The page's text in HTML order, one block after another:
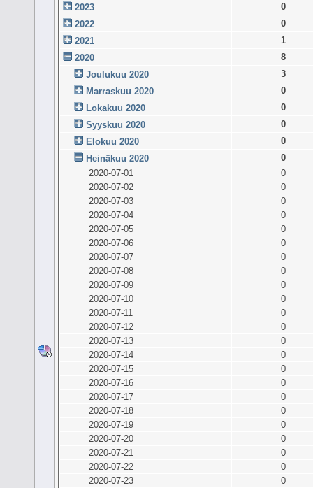
2023
0
2022
0
2021
1
2020
8
Joulukuu 2020
3
Marraskuu 2020
0
Lokakuu 2020
0
Syyskuu 2020
0
Elokuu 2020
0
Heinäkuu 2020
0
2020-07-01
0
2020-07-02
0
2020-07-03
0
2020-07-04
0
2020-07-05
0
2020-07-06
0
2020-07-07
0
2020-07-08
0
2020-07-09
0
2020-07-10
0
2020-07-11
0
2020-07-12
0
2020-07-13
0
2020-07-14
0
2020-07-15
0
2020-07-16
0
2020-07-17
0
2020-07-18
0
2020-07-19
0
2020-07-20
0
2020-07-21
0
2020-07-22
0
2020-07-23
0